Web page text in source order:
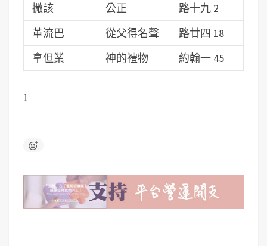
撒該
公正
路十九 2
革流巴
從父得名聲
路廿四 18
拿但業
神的禮物 約翰一 45
1